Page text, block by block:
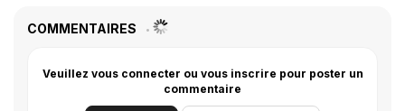
COMMENTAIRES
Veuillez vous connecter ou vous inscrire pour poster un
commentaire